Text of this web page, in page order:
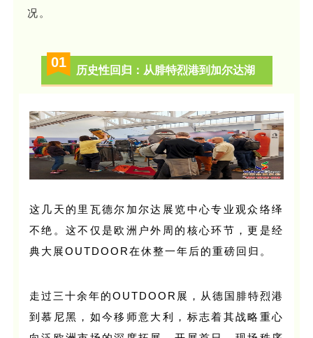
况。
01
历史性回归：从腓特烈港到加尔达湖
这几天的里瓦德尔加尔达展览中心专业观众络绎
不绝。这不仅是欧洲户外周的核心环节，更是经
典大展OUTDOOR在休整一年后的重磅回归。
走过三十余年的OUTDOOR展，从德国腓特烈港
到慕尼黑，如今移师意大利，标志着其战略重心